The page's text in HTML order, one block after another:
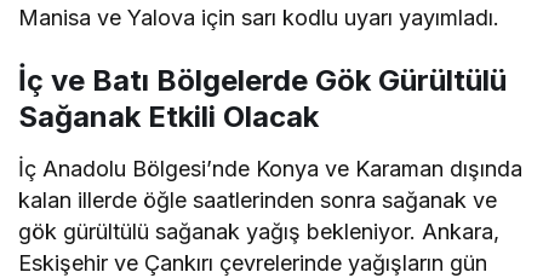
Manisa ve Yalova için sarı kodlu uyarı yayımladı.
İç ve Batı Bölgelerde Gök Gürültülü
Sağanak Etkili Olacak
İç Anadolu Bölgesi’nde Konya ve Karaman dışında
kalan illerde öğle saatlerinden sonra sağanak ve
gök gürültülü sağanak yağış bekleniyor. Ankara,
Eskişehir ve Çankırı çevrelerinde yağışların gün